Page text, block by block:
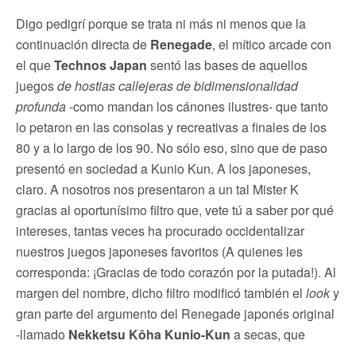
Digo pedigrí porque se trata ni más ni menos que la
continuación directa de Renegade, el mítico arcade con
el queTechnos Japan sentó las bases de aquellos
juegosde hostias callejeras de bidimensionalidad
profunda-como mandan los cánones ilustres- que tanto
lo petaron en las consolas y recreativas a finales de los
80 y a lo largo de los 90. No sólo eso, sino que de paso
presentó en sociedad a Kunio Kun. A los japoneses,
claro. A nosotros nos presentaron a un tal Mister K
gracias al oportunísimo filtro que, vete tú a saber por qué
intereses, tantas veces ha procurado occidentalizar
nuestros juegos japoneses favoritos (A quienes les
corresponda: ¡Gracias de todo corazón por la putada!). Al
margen del nombre, dicho filtro modificó también el looky
gran parte del argumento del Renegade japonés original
-llamado Nekketsu Kôha Kunio-Kun a secas, que